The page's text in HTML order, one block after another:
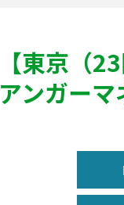
【東京（
アンガー